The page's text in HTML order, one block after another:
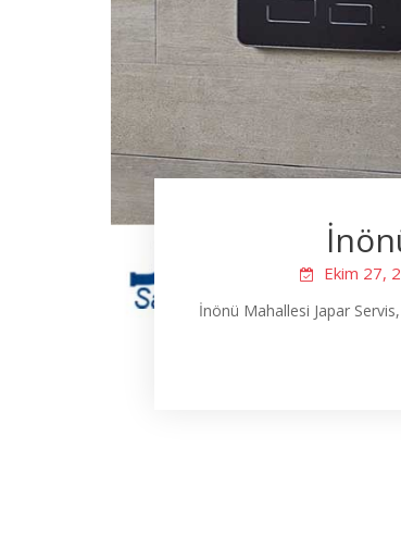
Ekim 27,
İnönü Mahallesi Japar